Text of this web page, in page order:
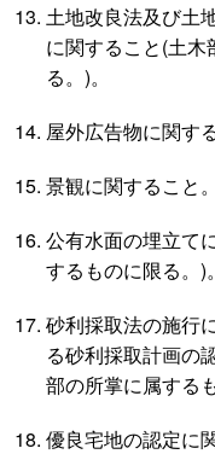
土地改良法及び土
に関すること(土
る。)。
屋外広告物に関す
景観に関すること。
公有水面の埋立て
するものに限る。)。
砂利採取法の施行
る砂利採取計画の
部の所掌に属する
優良宅地の認定に